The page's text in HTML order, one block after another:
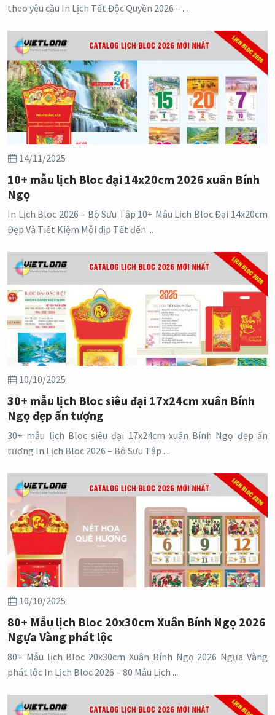
theo yêu cầu In Lịch Tết Độc Quyền 2026 – ...
14/11/2025
10+ mẫu lịch Bloc đại 14x20cm 2026 xuân Bính
Ngọ
In Lịch Bloc 2026 – Bộ Sưu Tập 10+ Mẫu Lịch Bloc Đại 14x20cm
Đẹp Và Tiết Kiệm Mỗi dịp Tết đến ...
10/10/2025
30+ mẫu lịch Bloc siêu đại 17x24cm xuân Bính
Ngọ đẹp ấn tượng
30+ mẫu lịch Bloc siêu đại 17x24cm xuân Bính Ngọ đẹp ấn
tượng In Lịch Bloc 2026 – Bộ Sưu Tập ...
10/10/2025
80+ Mẫu lịch Bloc 20x30cm Xuân Bính Ngọ 2026
Ngựa Vàng phát lộc
80+ Mẫu lịch Bloc 20x30cm Xuân Bính Ngọ 2026 Ngựa Vàng
phát lộc In Lịch Bloc 2026 – 80 Mẫu Lịch ...